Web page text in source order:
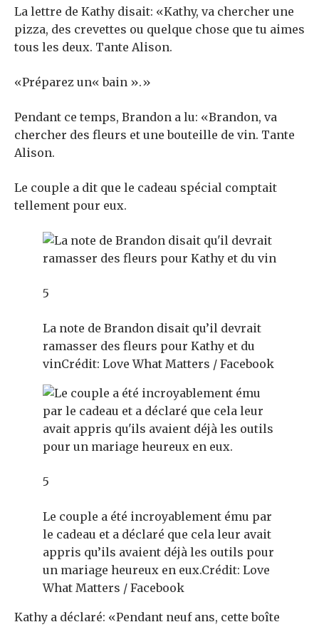
La lettre de Kathy disait: «Kathy, va chercher une
pizza, des crevettes ou quelque chose que tu aimes
tous les deux. Tante Alison.
«Préparez un« bain ».»
Pendant ce temps, Brandon a lu: «Brandon, va
chercher des fleurs et une bouteille de vin. Tante
Alison.
Le couple a dit que le cadeau spécial comptait
tellement pour eux.
5
La note de Brandon disait qu’il devrait
ramasser des fleurs pour Kathy et du
vinCrédit: Love What Matters / Facebook
5
Le couple a été incroyablement ému par
le cadeau et a déclaré que cela leur avait
appris qu’ils avaient déjà les outils pour
un mariage heureux en eux.Crédit: Love
What Matters / Facebook
Kathy a déclaré: «Pendant neuf ans, cette boîte